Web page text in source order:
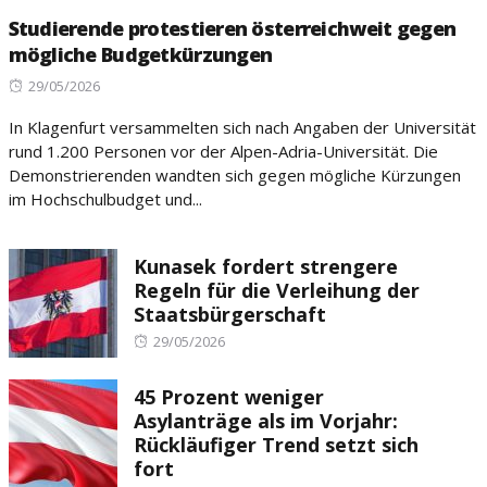
Studierende protestieren österreichweit gegen
mögliche Budgetkürzungen
Posted
29/05/2026
In Klagenfurt versammelten sich nach Angaben der Universität
rund 1.200 Personen vor der Alpen-Adria-Universität. Die
Demonstrierenden wandten sich gegen mögliche Kürzungen
im Hochschulbudget und...
Kunasek fordert strengere
Regeln für die Verleihung der
Staatsbürgerschaft
Posted
29/05/2026
45 Prozent weniger
Asylanträge als im Vorjahr:
Rückläufiger Trend setzt sich
fort